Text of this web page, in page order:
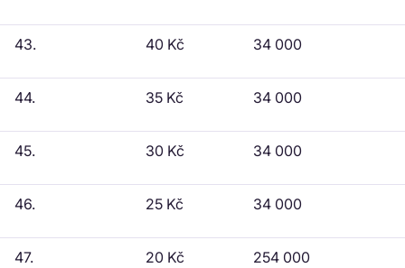
43. 40 Kč 34 000
44. 35 Kč 34 000
45. 30 Kč 34 000
46. 25 Kč 34 000
47. 20 Kč 254 000